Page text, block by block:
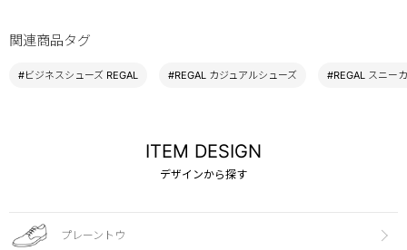
関連商品タグ
#ビジネスシューズ REGAL #REGAL カジュアルシューズ #REGAL スニー
ITEM DESIGN
デザインから探す
プレーントウ